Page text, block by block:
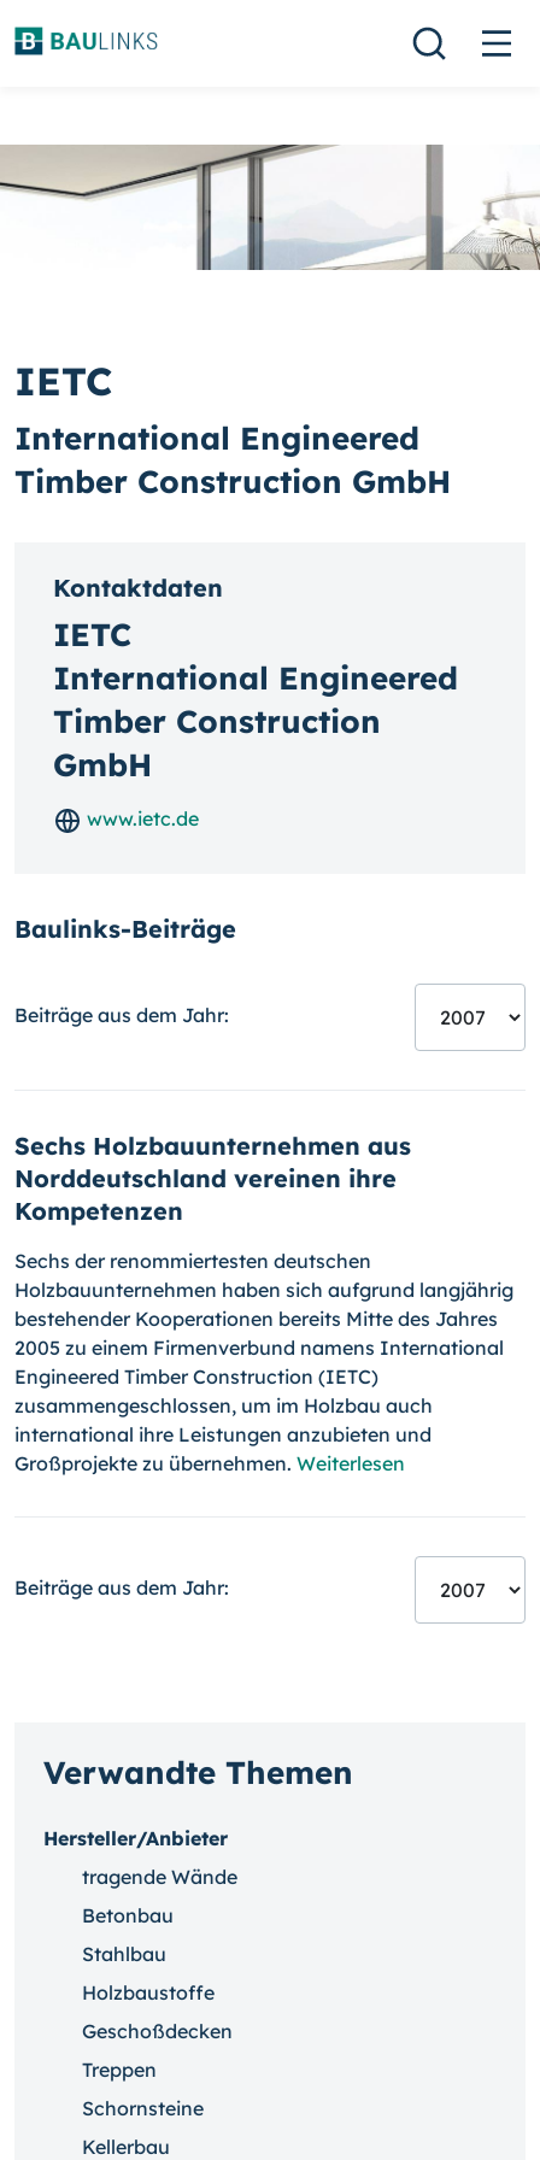
IETC
International Engineered
Timber Construction GmbH
Kontaktdaten
IETC
International Engineered
Timber Construction
GmbH
www.ietc.de
Baulinks-Beiträge
Beiträge aus dem Jahr:
Sechs Holzbauunternehmen aus
Norddeutschland vereinen ihre
Kompetenzen
Sechs der renommiertesten deutschen
Holzbauunternehmen haben sich aufgrund langjährig
bestehender Kooperationen bereits Mitte des Jahres
2005 zu einem Firmenverbund namens International
Engineered Timber Construction (IETC)
zusammengeschlossen, um im Holzbau auch
international ihre Leistungen anzubieten und
Großprojekte zu übernehmen. Weiterlesen
Beiträge aus dem Jahr:
Verwandte Themen
Hersteller/Anbieter
tragende Wände
Betonbau
Stahlbau
Holzbaustoffe
Geschoßdecken
Treppen
Schornsteine
Kellerbau